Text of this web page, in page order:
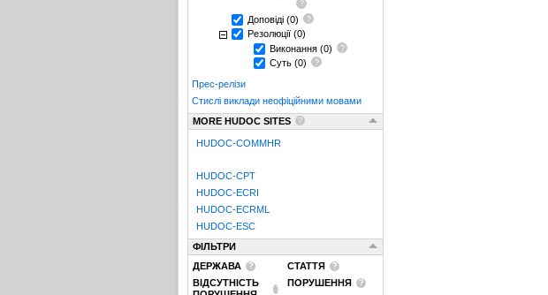
Доповіді (0)
Резолюції (0)
Виконання (0)
Суть (0)
Прес-релізи
Стислі виклади неофіційними мовами
MORE HUDOC SITES
HUDOC-COMMHR
HUDOC-CPT
HUDOC-ECRI
HUDOC-ECRML
HUDOC-ESC
ФІЛЬТРИ
ДЕРЖАВА
СТАТТЯ
ВІДСУТНІСТЬ
ПОРУШЕННЯ